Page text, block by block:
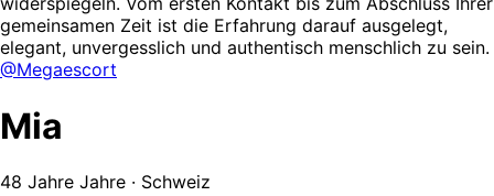
gemeinsamen Zeit ist die Erfahrung darauf ausgelegt,
elegant, unvergesslich und authentisch menschlich zu sein.
@Megaescort
Mia
48 Jahre Jahre · Schweiz